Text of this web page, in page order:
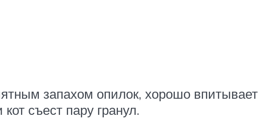
запахом опилок, хорошо впитывает
съест пару гранул.